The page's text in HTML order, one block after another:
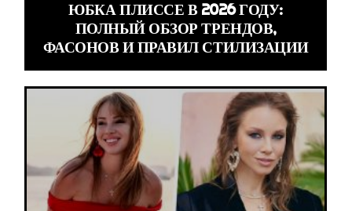
ЮБКА ПЛИССЕ В 2026 ГОДУ:
ПОЛНЫЙ ОБЗОР ТРЕНДОВ,
ФАСОНОВ И ПРАВИЛ СТИЛИЗАЦИИ